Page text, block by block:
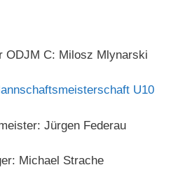
ODJM C: Milosz Mlynarski
U10
Jürgen Federau
Michael Strache